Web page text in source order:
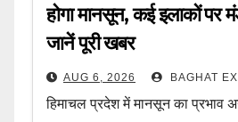
होगा मानसून, कई इलाकों पर
जानें पूरी खबर
AUG 6, 2026 BAGHAT
हिमाचल प्रदेश में मानसून का प्रभाव